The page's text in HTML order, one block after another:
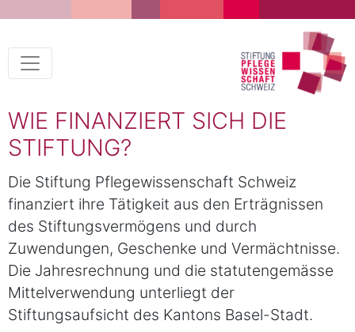
WIE FINANZIERT SICH DIE
STIFTUNG?
Die Stiftung Pflegewissenschaft Schweiz
finanziert ihre Tätigkeit aus den Erträgnissen
des Stiftungsvermögens und durch
Zuwendungen, Geschenke und Vermächtnisse.
Die Jahresrechnung und die statutengemässe
Mittelverwendung unterliegt der
Stiftungsaufsicht des Kantons Basel-Stadt.